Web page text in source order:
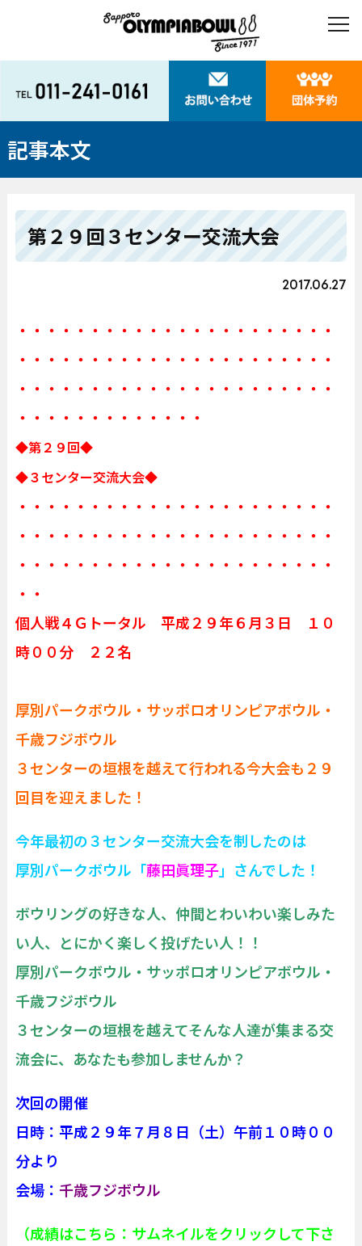
記事本文
第２９回３センター交流大会
2017.06.27
・・・・・・・・・・・・・・・・・・・・・・
・・・・・・・・・・・・・・・・・・・・・・
・・・・・・・・・・・・・・・・・・・・・・
・・・・・・・・・・・・・
◆第２９回◆
◆３センター交流大会◆
・・・・・・・・・・・・・・・・・・・・・・
・・・・・・・・・・・・・・・・・・・・・・
・・・・・・・・・・・・・・・・・・・・・・
・・
個人戦４Ｇトータル 平成２９年６月３日 １０
時００分 ２２名
厚別パークボウル・サッポロオリンピアボウル・
千歳フジボウル
３センターの垣根を越えて行われる今大会も２９
回目を迎えました！
今年最初の３センター交流大会を制したのは
厚別パークボウル「藤田眞理子」さんでした！
ボウリングの好きな人、仲間とわいわい楽しみた
い人、とにかく楽しく投げたい人！！
厚別パークボウル・サッポロオリンピアボウル・
千歳フジボウル
３センターの垣根を越えてそんな人達が集まる交
流会に、あなたも参加しませんか？
次回の開催
日時：平成２９年７月８日（土）午前１０時００
分より
会場： 千歳フジボウル
（成績はこちら：サムネイルをクリックして下さ